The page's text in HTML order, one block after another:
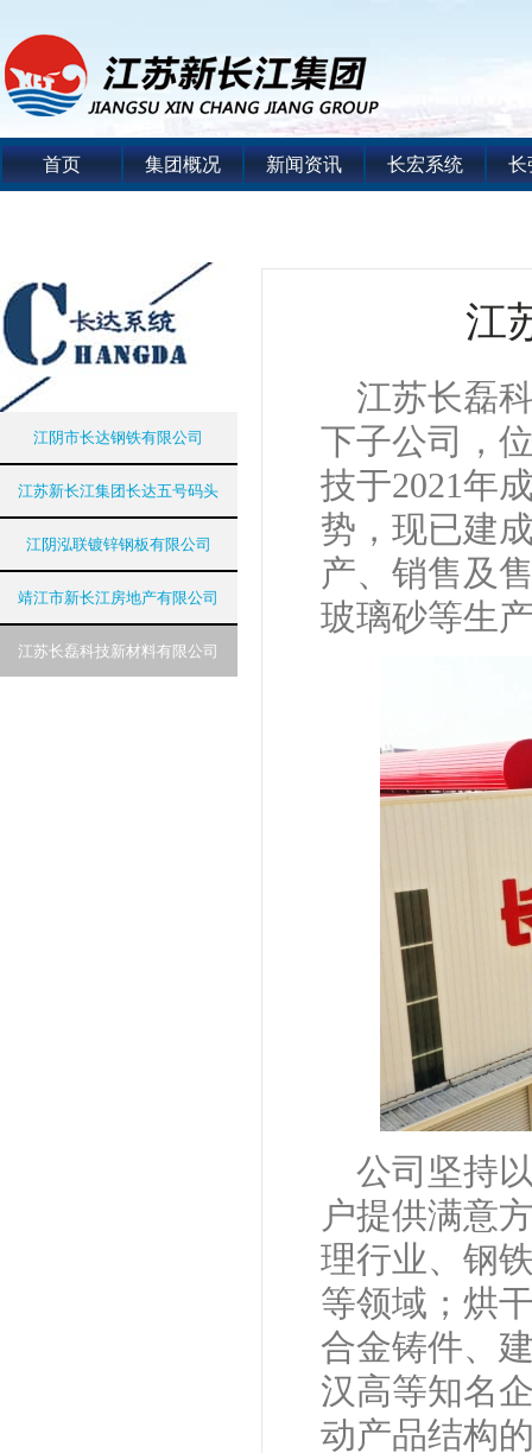
首页 集团概况 新闻资讯 长宏系统 长
江阴市长达钢铁有限公司
江苏新长江集团长达五号码头
江阴泓联镀锌钢板有限公司
靖江市新长江房地产有限公司
江苏长磊科技新材料有限公司
江
江苏长磊
下子公司，
技于2021年
势，现已建
产、销售及
玻璃砂等生
公司坚持
户提供满意
理行业、钢
等领域；烘
合金铸件、
汉高等知名
动产品结构